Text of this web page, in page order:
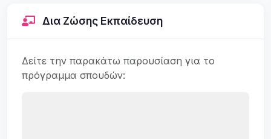
Δια Ζώσης Εκπαίδευση
Δείτε την παρακάτω παρουσίαση για το
πρόγραμμα σπουδών: